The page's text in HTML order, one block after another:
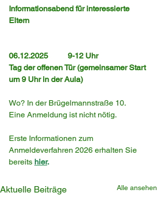
Informationsabend für interessierte
Eltern
06.12.2025 	9-12 Uhr
Tag der offenen Tür (gemeinsamer Start
um 9 Uhr in der Aula)
Wo? In der Brügelmannstraße 10.
Eine Anmeldung ist nicht nötig.
Erste Informationen zum
Anmeldeverfahren 2026 erhalten Sie
bereits hier.
Aktuelle Beiträge Alle ansehen